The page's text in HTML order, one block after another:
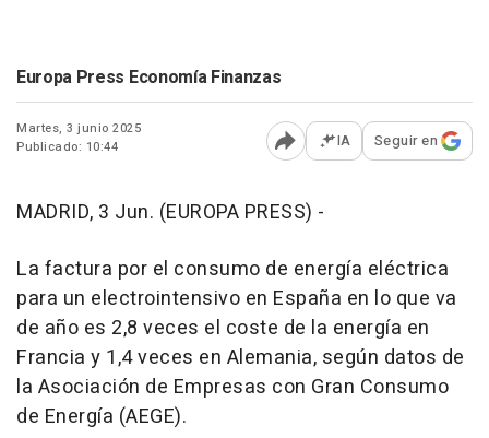
Europa Press Economía Finanzas
Martes, 3 junio 2025
Publicado: 10:44
Abrir opciones para
IA Seguir en
MADRID, 3 Jun. (EUROPA PRESS) -
La factura por el consumo de energía eléctrica
para un electrointensivo en España en lo que va
de año es 2,8 veces el coste de la energía en
Francia y 1,4 veces en Alemania, según datos de
la Asociación de Empresas con Gran Consumo
de Energía (AEGE).